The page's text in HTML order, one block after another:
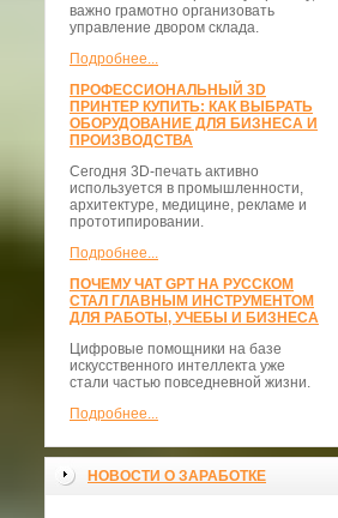
важно грамотно организовать
управление двором склада.
Подробнее...
ПРОФЕССИОНАЛЬНЫЙ 3D
ПРИНТЕР КУПИТЬ: КАК ВЫБРАТЬ
ОБОРУДОВАНИЕ ДЛЯ БИЗНЕСА И
ПРОИЗВОДСТВА
Сегодня 3D-печать активно
используется в промышленности,
архитектуре, медицине, рекламе и
прототипировании.
Подробнее...
ПОЧЕМУ ЧАТ GPT НА РУССКОМ
СТАЛ ГЛАВНЫМ ИНСТРУМЕНТОМ
ДЛЯ РАБОТЫ, УЧЕБЫ И БИЗНЕСА
Цифровые помощники на базе
искусственного интеллекта уже
стали частью повседневной жизни.
Подробнее...
НОВОСТИ О ЗАРАБОТКЕ